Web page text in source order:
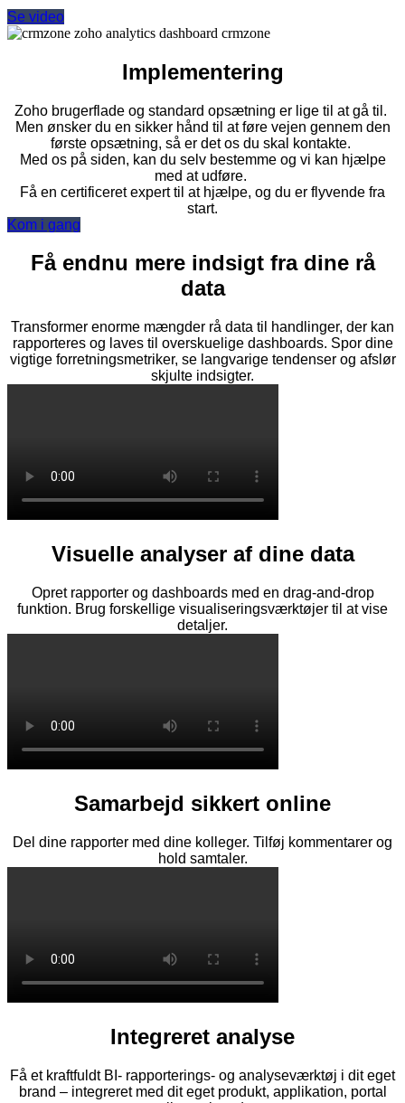
Se video
Implementering
Zoho brugerflade og standard opsætning er lige til at gå til.
Men ønsker du en sikker hånd til at føre vejen gennem den
første opsætning, så er det os du skal kontakte.
Med os på siden, kan du selv bestemme og vi kan hjælpe
med at udføre.
Få en certificeret expert til at hjælpe, og du er flyvende fra
start.
Kom i gang
Få endnu mere indsigt fra dine rå
data
Transformer enorme mængder rå data til handlinger, der kan
rapporteres og laves til overskuelige dashboards. Spor dine
vigtige forretningsmetriker, se langvarige tendenser og afslør
skjulte indsigter.
Visuelle analyser af dine data
Opret rapporter og dashboards med en drag-and-drop
funktion. Brug forskellige visualiseringsværktøjer til at vise
detaljer.
Samarbejd sikkert online
Del dine rapporter med dine kolleger. Tilføj kommentarer og
hold samtaler.
Integreret analyse
Få et kraftfuldt BI- rapporterings- og analyseværktøj i dit eget
brand – integreret med dit eget produkt, applikation, portal